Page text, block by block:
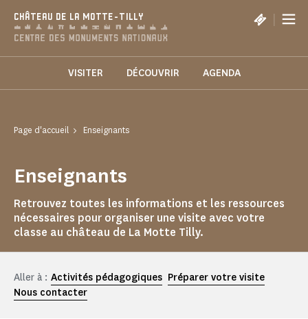
CHÂTEAU DE LA MOTTE-TILLY |
VISITER DÉCOUVRIR AGENDA
Page d'accueil Enseignants
Enseignants
Retrouvez toutes les informations et les ressources
nécessaires pour organiser une visite avec votre
classe au château de La Motte Tilly.
Aller à : Activités pédagogiques Préparer votre visite
Nous contacter